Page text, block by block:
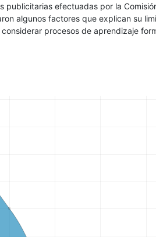
publicitarias efectuadas por la
algunos factores que explican su
procesos de aprendizaje